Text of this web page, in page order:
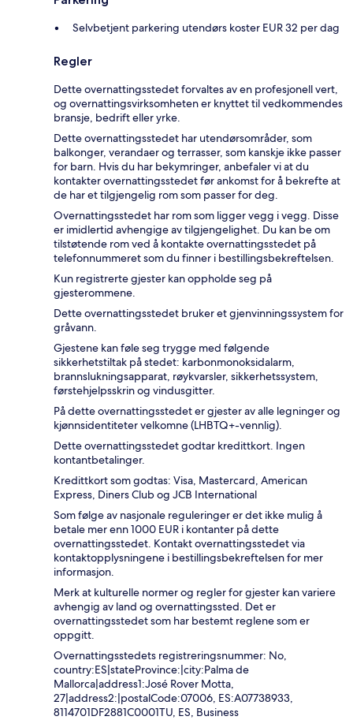
Selvbetjent parkering utendørs koster EUR 32 per dag
Regler
Dette overnattingsstedet forvaltes av en profesjonell vert,
og overnattingsvirksomheten er knyttet til vedkommendes
bransje, bedrift eller yrke.
Dette overnattingsstedet har utendørsområder, som
balkonger, verandaer og terrasser, som kanskje ikke passer
for barn. Hvis du har bekymringer, anbefaler vi at du
kontakter overnattingsstedet før ankomst for å bekrefte at
de har et tilgjengelig rom som passer for deg.
Overnattingsstedet har rom som ligger vegg i vegg. Disse
er imidlertid avhengige av tilgjengelighet. Du kan be om
tilstøtende rom ved å kontakte overnattingsstedet på
telefonnummeret som du finner i bestillingsbekreftelsen.
Kun registrerte gjester kan oppholde seg på
gjesterommene.
Dette overnattingsstedet bruker et gjenvinningssystem for
gråvann.
Gjestene kan føle seg trygge med følgende
sikkerhetstiltak på stedet: karbonmonoksidalarm,
brannslukningsapparat, røykvarsler, sikkerhetssystem,
førstehjelpsskrin og vindusgitter.
På dette overnattingsstedet er gjester av alle legninger og
kjønnsidentiteter velkomne (LHBTQ+-vennlig).
Dette overnattingsstedet godtar kredittkort. Ingen
kontantbetalinger.
Kredittkort som godtas: Visa, Mastercard, American
Express, Diners Club og JCB International
Som følge av nasjonale reguleringer er det ikke mulig å
betale mer enn 1000 EUR i kontanter på dette
overnattingsstedet. Kontakt overnattingsstedet via
kontaktopplysningene i bestillingsbekreftelsen for mer
informasjon.
Merk at kulturelle normer og regler for gjester kan variere
avhengig av land og overnattingssted. Det er
overnattingsstedet som har bestemt reglene som er
oppgitt.
Overnattingsstedets registreringsnummer: No,
country:ES|stateProvince:|city:Palma de
Mallorca|address1:José Rover Motta,
27|address2:|postalCode:07006, ES:A07738933,
8114701DF2881C0001TU, ES, Business